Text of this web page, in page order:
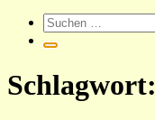
Schlagwort: